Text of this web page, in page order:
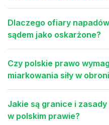
Dlaczego ofiary
sądem jako oskarżone?
Czy polskie prawo
miarkowania siły w
Jakie są granice i
w polskim prawie?